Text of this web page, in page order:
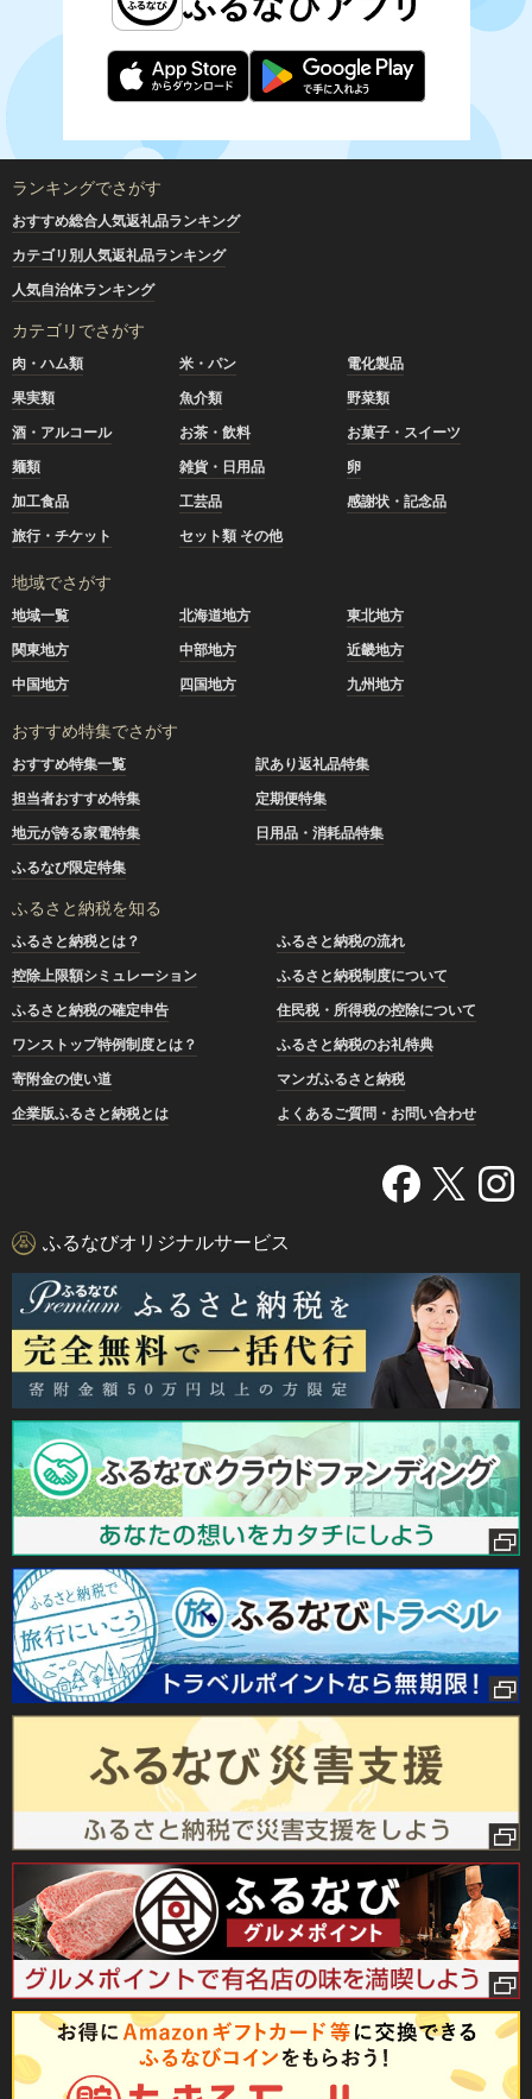
ランキングでさがす
おすすめ総合人気返礼品ランキング
カテゴリ別人気返礼品ランキング
人気自治体ランキング
カテゴリでさがす
肉・ハム類 米・パン
電化製品
果実類
魚介類
野菜類
酒・アルコール
お茶・飲料
お菓子・スイーツ
麺類
雑貨・日用品
卵
加工食品
工芸品
感謝状・記念品
旅行・チケット
セット類 その他
地域でさがす
地域一覧 北海道地方
東北地方
関東地方
中部地方
近畿地方
中国地方
四国地方 九州地方
おすすめ特集でさがす
おすすめ特集一覧
訳あり返礼品特集
担当者おすすめ特集
定期便特集
地元が誇る家電特集
日用品・消耗品特集
ふるなび限定特集
ふるさと納税を知る
ふるさと納税とは？
ふるさと納税の流れ
控除上限額シミュレーション
ふるさと納税制度について
ふるさと納税の確定申告
住民税・所得税の控除について
ワンストップ特例制度とは？
ふるさと納税のお礼特典
寄附金の使い道
マンガふるさと納税
企業版ふるさと納税とは
よくあるご質問・お問い合わせ
ふるなびオリジナルサービス